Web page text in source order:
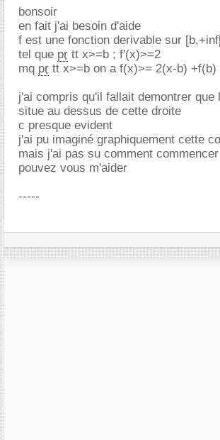
bonsoir
en fait j'ai besoin d'aide
f est une fonction derivable sur
tel que pr tt x>=b ; f'(x)>=2
mq pr tt x>=b on a f(x)>= 2(x-b) +f(b)
j'ai compris qu'il fallait demontrer que
situe au dessus de cette droite
c presque evident
j'ai pu imaginé graphiquement cette
mais j'ai pas su comment
pouvez vous m'aider
-----